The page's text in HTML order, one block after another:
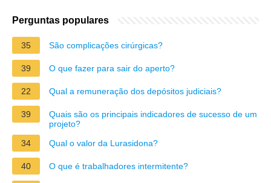
Perguntas populares
35 São complicações cirúrgicas?
39 O que fazer para sair do aperto?
22 Qual a remuneração dos depósitos judiciais?
39
Quais são os principais indicadores de sucesso de um
projeto?
34
Qual o valor da Lurasidona?
40 O que é trabalhadores intermitente?